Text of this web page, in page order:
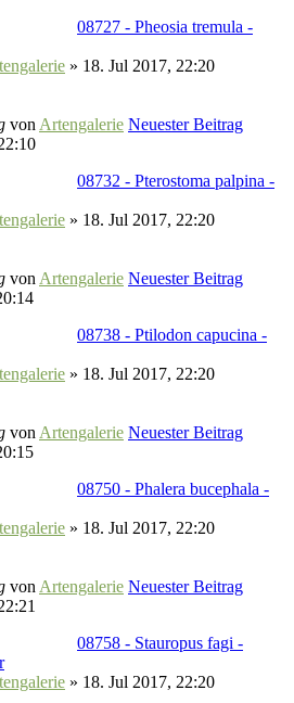
08727 - Pheosia tremula -
» 18. Jul 2017, 22:20
von Artengalerie Neuester Beitrag
08732 - Pterostoma palpina -
» 18. Jul 2017, 22:20
von Artengalerie Neuester Beitrag
08738 - Ptilodon capucina -
» 18. Jul 2017, 22:20
von Artengalerie Neuester Beitrag
08750 - Phalera bucephala -
» 18. Jul 2017, 22:20
von Artengalerie Neuester Beitrag
08758 - Stauropus fagi -
» 18. Jul 2017, 22:20